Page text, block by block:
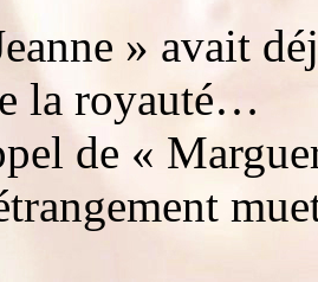
» avait
la royauté…
de «